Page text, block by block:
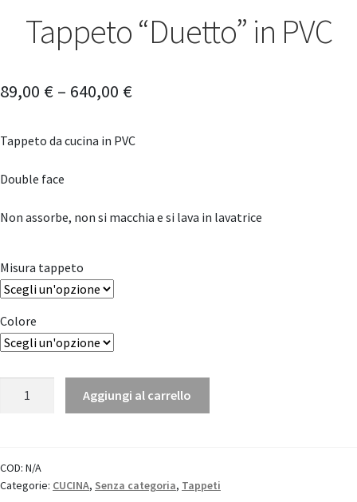
Tappeto “Duetto” in PVC
89,00 € – 640,00 €
Tappeto da cucina in PVC
Double face
Non assorbe, non si macchia e si lava in lavatrice
Misura tappeto
Colore
quantità
Aggiungi al carrello
COD: N/A
Categorie: CUCINA, Senza categoria, Tappeti